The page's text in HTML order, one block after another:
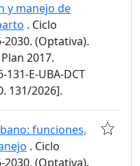
y manejo de
. Ciclo
2030. (Optativa).
2017.
131-E-UBA-DCT
131/2026].
funciones,
. Ciclo
2030. (Optativa).